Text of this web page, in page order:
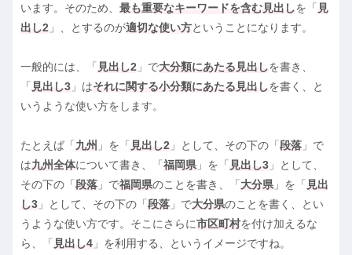
います。そのため、 最も重要なキーワードを含む見出しを「 見
出し2 」、とするのが適切な使い方ということになります。
一般的には、「 見出し2 」で大分類にあたる見出しを書き、
「 見出し3 」はそれに関する小分類にあたる見出しを書く、と
いうような使い方をします。
たとえば「 九州 」を「 見出し2 」として、その下の「 段落 」で
は九州全体について書き、「 福岡県」を「 見出し3 」として、
その下の「 段落 」で福岡県のことを書き、「 大分県」を「 見出
し3 」として、その下の「 段落 」で大分県のことを書く、とい
うような使い方です。そこにさらに市区町村を付け加えるな
ら、「 見出し4 」を利用する、というイメージですね。